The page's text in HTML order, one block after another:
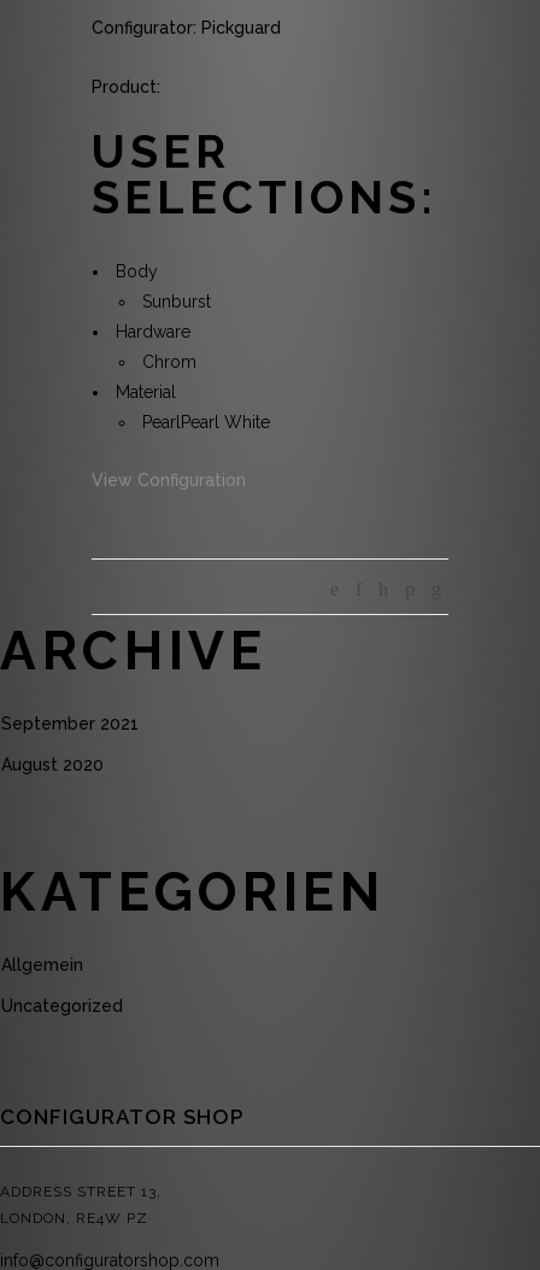
Configurator: Pickguard
Product:
USER
SELECTIONS:
Body
Sunburst
Hardware
Chrom
Material
Pearl Pearl White
View Configuration
ARCHIVE
September 2021
August 2020
KATEGORIEN
Allgemein
Uncategorized
CONFIGURATOR SHOP
ADDRESS STREET 13,
LONDON, RE4W PZ
info@configuratorshop.com